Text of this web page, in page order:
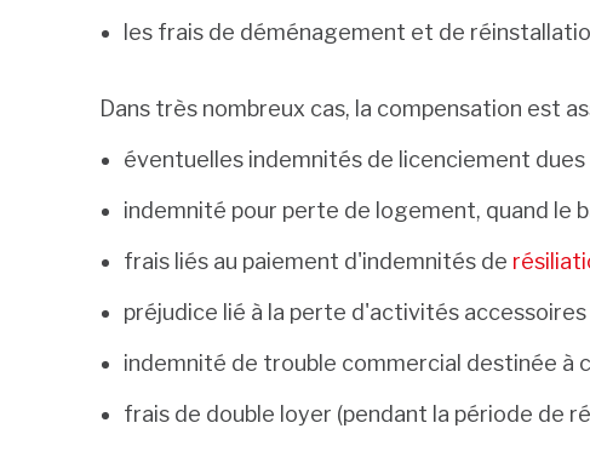
les frais de déménagement et de
Dans très nombreux cas, la compensation est
éventuelles indemnités de licenciement
indemnité pour perte de logement, quand le
frais liés au paiement d'indemnités de
préjudice lié à la perte d'activités
indemnité de trouble commercial destinée à
frais de double loyer (pendant la période de